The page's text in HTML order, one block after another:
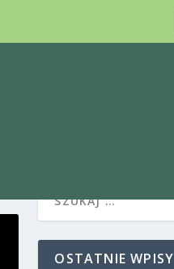
OSTATNIE WPISY